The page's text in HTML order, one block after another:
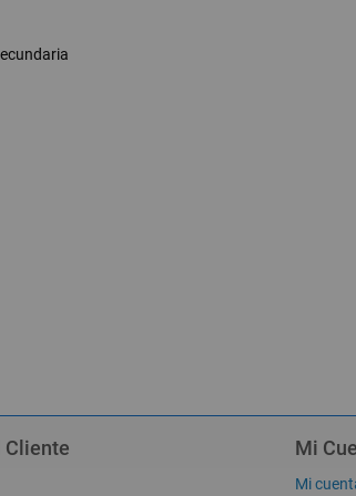
Cliente Mi
Mi